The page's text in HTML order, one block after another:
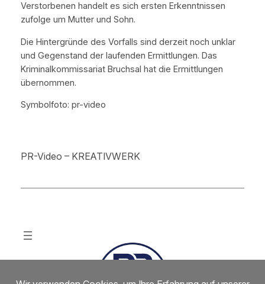
Verstorbenen handelt es sich ersten Erkenntnissen
zufolge um Mutter und Sohn.
Die Hintergründe des Vorfalls sind derzeit noch unklar
und Gegenstand der laufenden Ermittlungen. Das
Kriminalkommissariat Bruchsal hat die Ermittlungen
übernommen.
Symbolfoto: pr-video
PR-Video – KREATIVWERK